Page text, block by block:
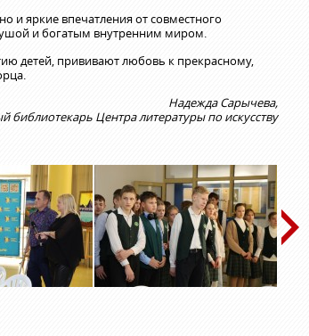
и яркие впечатления от совместного
и богатым внутренним миром.
детей, прививают любовь к прекрасному,
Надежда Сарычева,
библиотекарь Центра литературы по искусству